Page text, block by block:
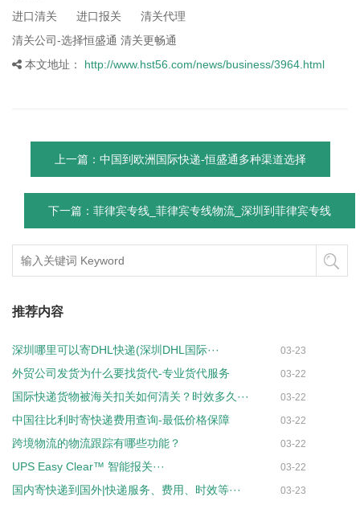
进口清关 进口报关 清关代理
清关公司-选择恒盛通 清关更畅通
本文地址：
http://www.hst56.com/news/business/3964.html
上一篇：中国到欧洲国际快递-恒盛通多种渠道选择
下一篇：菲律宾专线_菲律宾专线物流_深圳到菲律宾专线
推荐内容
深圳哪里可以寄DHL快递(深圳DHL国际··· 03-23
外贸公司发货为什么要找货代-专业货代服务 03-22
国际快递货物被海关扣关如何清关？时效多久··· 03-22
中国往比利时寄快递费用查询-最低价格保障 03-22
跨境物流的物流跟踪有哪些功能？ 03-22
UPS Easy Clear™ 智能报关··· 03-22
国内寄快递到国外|快递服务、费用、时效等··· 03-23